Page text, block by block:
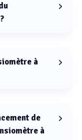
à
de
à